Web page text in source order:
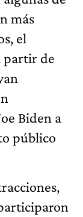
más
el
partir de
Biden a
público